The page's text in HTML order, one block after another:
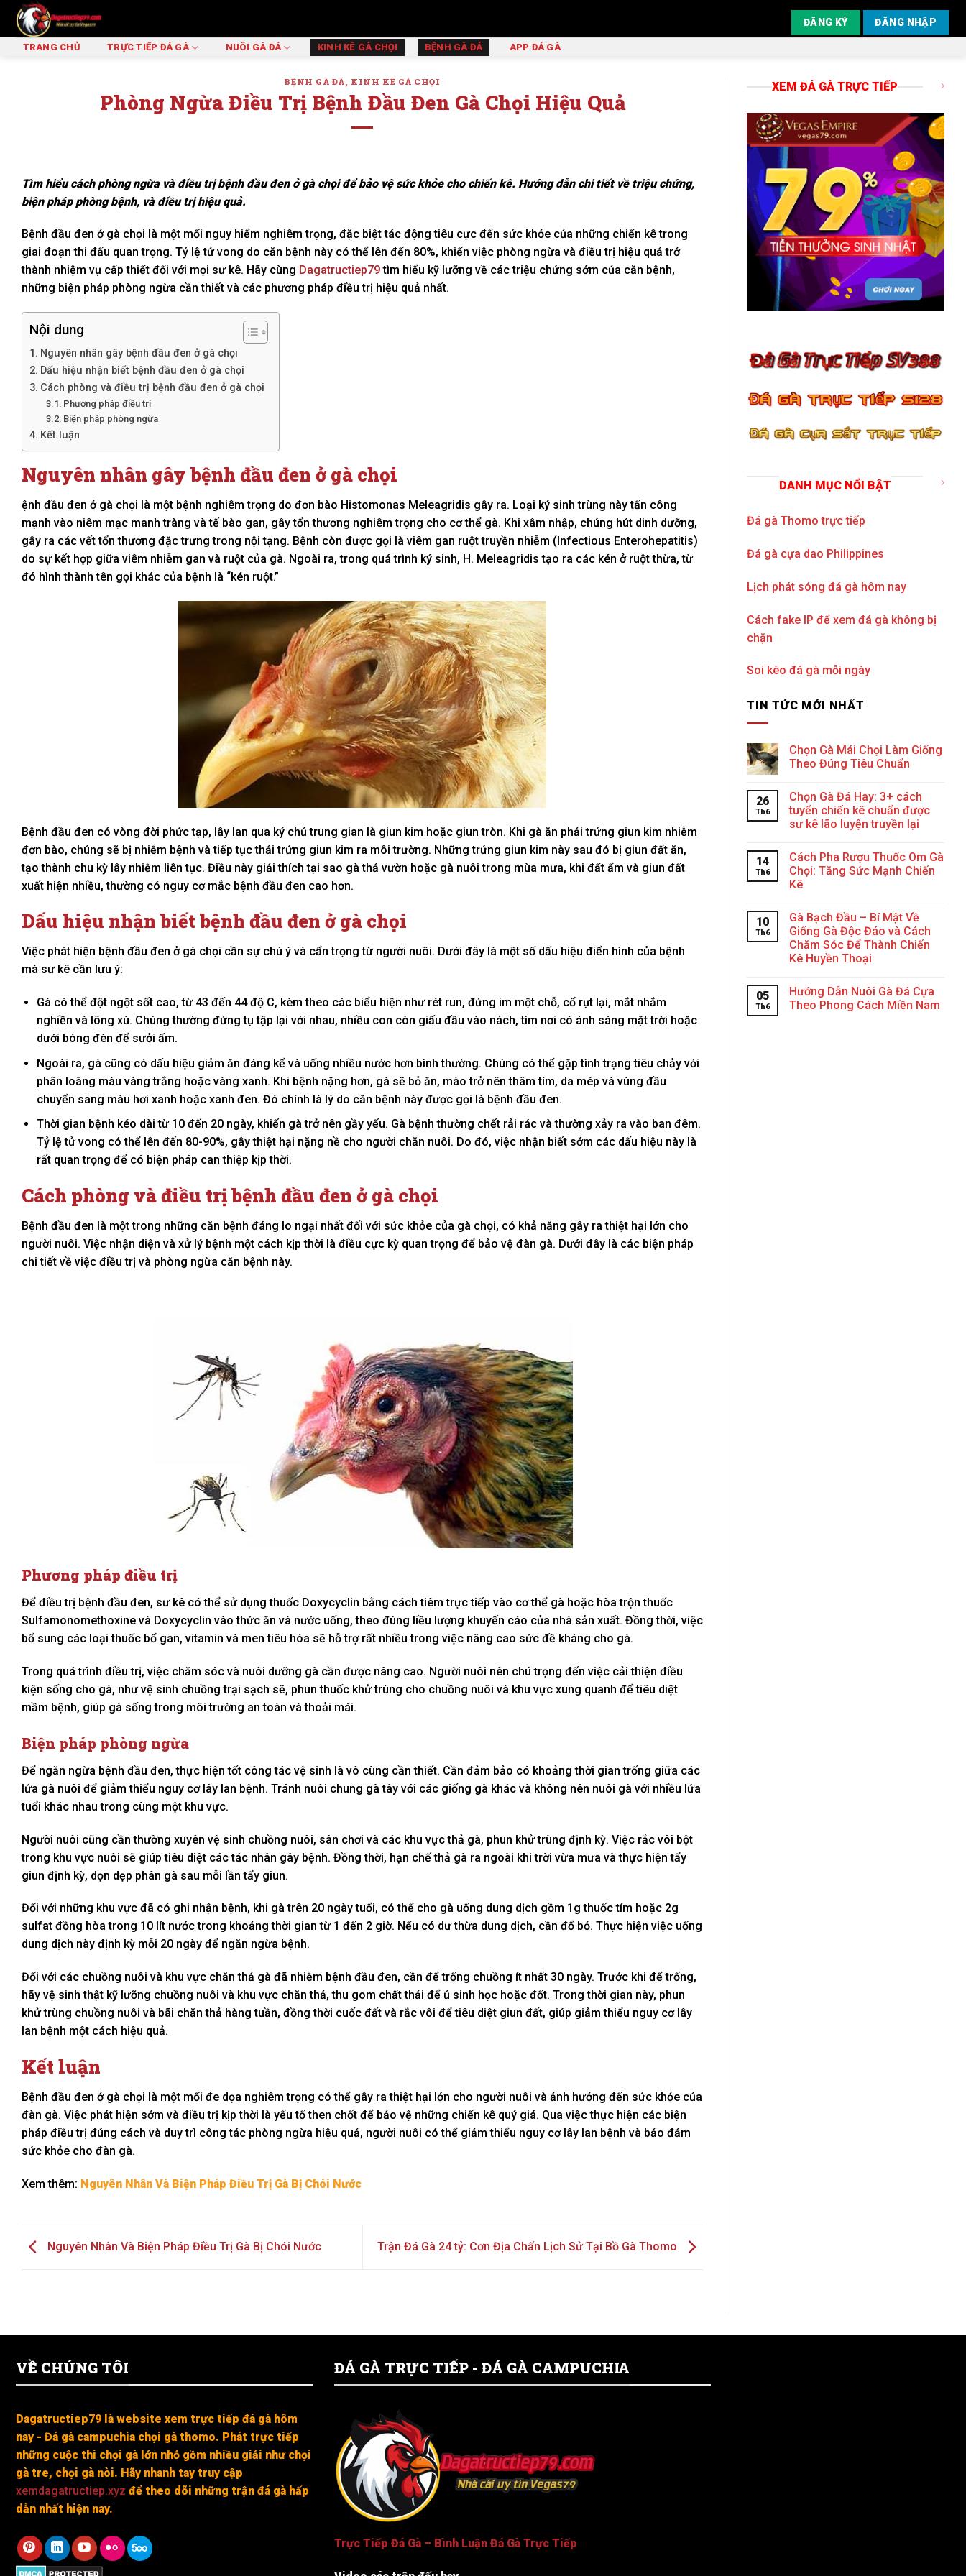
Skip
content
ĐĂNG KÝ ĐĂNG NHẬP
TRANG CHỦ TRỰC TIẾP ĐÁ GÀ NUÔI GÀ ĐÁ KINH KÊ GÀ CHỌI BỆNH GÀ ĐÁ APP ĐÁ GÀ
BỆNH GÀ ĐÁ, KINH KÊ GÀ CHỌI
Phòng Ngừa Điều Trị Bệnh Đầu Đen Gà Chọi Hiệu Quả
Tìm hiểu cách phòng ngừa và điều trị bệnh đầu đen ở gà chọi để bảo vệ sức khỏe cho chiến kê. Hướng dẫn chi tiết về triệu chứng,
biện pháp phòng bệnh, và điều trị hiệu quả.
Bệnh đầu đen ở gà chọi là một mối nguy hiểm nghiêm trọng, đặc biệt tác động tiêu cực đến sức khỏe của những chiến kê trong
giai đoạn thi đấu quan trọng. Tỷ lệ tử vong do căn bệnh này có thể lên đến 80%, khiến việc phòng ngừa và điều trị hiệu quả trở
thành nhiệm vụ cấp thiết đối với mọi sư kê. Hãy cùng Dagatructiep79tìm hiểu kỹ lưỡng về các triệu chứng sớm của căn bệnh,
những biện pháp phòng ngừa cần thiết và các phương pháp điều trị hiệu quả nhất.
Nội dung
Nguyên nhân gây bệnh đầu đen ở gà chọi
Dấu hiệu nhận biết bệnh đầu đen ở gà chọi
Cách phòng và điều trị bệnh đầu đen ở gà chọi
Phương pháp điều trị
Biện pháp phòng ngừa
Kết luận
Nguyên nhân gây bệnh đầu đen ở gà chọi
ệnh đầu đen ở gà chọi là một bệnh nghiêm trọng do đơn bào Histomonas Meleagridis gây ra. Loại ký sinh trùng này tấn công
mạnh vào niêm mạc manh tràng và tế bào gan, gây tổn thương nghiêm trọng cho cơ thể gà. Khi xâm nhập, chúng hút dinh dưỡng,
gây ra các vết tổn thương đặc trưng trong nội tạng. Bệnh còn được gọi là viêm gan ruột truyền nhiễm (Infectious Enterohepatitis)
do sự kết hợp giữa viêm nhiễm gan và ruột của gà. Ngoài ra, trong quá trình ký sinh, H. Meleagridis tạo ra các kén ở ruột thừa, từ
đó hình thành tên gọi khác của bệnh là “kén ruột.”
Bệnh đầu đen có vòng đời phức tạp, lây lan qua ký chủ trung gian là giun kim hoặc giun tròn. Khi gà ăn phải trứng giun kim nhiễm
đơn bào, chúng sẽ bị nhiễm bệnh và tiếp tục thải trứng giun kim ra môi trường. Những trứng giun kim này sau đó bị giun đất ăn,
tạo thành chu kỳ lây nhiễm liên tục. Điều này giải thích tại sao gà thả vườn hoặc gà nuôi trong mùa mưa, khi đất ẩm và giun đất
xuất hiện nhiều, thường có nguy cơ mắc bệnh đầu đen cao hơn.
Dấu hiệu nhận biết bệnh đầu đen ở gà chọi
Việc phát hiện bệnh đầu đen ở gà chọi cần sự chú ý và cẩn trọng từ người nuôi. Dưới đây là một số dấu hiệu điển hình của bệnh
mà sư kê cần lưu ý:
Gà có thể đột ngột sốt cao, từ 43 đến 44 độ C, kèm theo các biểu hiện như rét run, đứng im một chỗ, cổ rụt lại, mắt nhắm
nghiền và lông xù. Chúng thường đứng tụ tập lại với nhau, nhiều con còn giấu đầu vào nách, tìm nơi có ánh sáng mặt trời hoặc
dưới bóng đèn để sưởi ấm.
Ngoài ra, gà cũng có dấu hiệu giảm ăn đáng kể và uống nhiều nước hơn bình thường. Chúng có thể gặp tình trạng tiêu chảy với
phân loãng màu vàng trắng hoặc vàng xanh. Khi bệnh nặng hơn, gà sẽ bỏ ăn, mào trở nên thâm tím, da mép và vùng đầu
chuyển sang màu hơi xanh hoặc xanh đen. Đó chính là lý do căn bệnh này được gọi là bệnh đầu đen.
Thời gian bệnh kéo dài từ 10 đến 20 ngày, khiến gà trở nên gầy yếu. Gà bệnh thường chết rải rác và thường xảy ra vào ban đêm.
Tỷ lệ tử vong có thể lên đến 80-90%, gây thiệt hại nặng nề cho người chăn nuôi. Do đó, việc nhận biết sớm các dấu hiệu này là
rất quan trọng để có biện pháp can thiệp kịp thời.
Cách phòng và điều trị bệnh đầu đen ở gà chọi
Bệnh đầu đen là một trong những căn bệnh đáng lo ngại nhất đối với sức khỏe của gà chọi, có khả năng gây ra thiệt hại lớn cho
người nuôi. Việc nhận diện và xử lý bệnh một cách kịp thời là điều cực kỳ quan trọng để bảo vệ đàn gà. Dưới đây là các biện pháp
chi tiết về việc điều trị và phòng ngừa căn bệnh này.
Phương pháp điều trị
Để điều trị bệnh đầu đen, sư kê có thể sử dụng thuốc Doxycyclin bằng cách tiêm trực tiếp vào cơ thể gà hoặc hòa trộn thuốc
Sulfamonomethoxine và Doxycyclin vào thức ăn và nước uống, theo đúng liều lượng khuyến cáo của nhà sản xuất. Đồng thời, việc
bổ sung các loại thuốc bổ gan, vitamin và men tiêu hóa sẽ hỗ trợ rất nhiều trong việc nâng cao sức đề kháng cho gà.
Trong quá trình điều trị, việc chăm sóc và nuôi dưỡng gà cần được nâng cao. Người nuôi nên chú trọng đến việc cải thiện điều
kiện sống cho gà, như vệ sinh chuồng trại sạch sẽ, phun thuốc khử trùng cho chuồng nuôi và khu vực xung quanh để tiêu diệt
mầm bệnh, giúp gà sống trong môi trường an toàn và thoải mái.
Biện pháp phòng ngừa
Để ngăn ngừa bệnh đầu đen, thực hiện tốt công tác vệ sinh là vô cùng cần thiết. Cần đảm bảo có khoảng thời gian trống giữa các
lứa gà nuôi để giảm thiểu nguy cơ lây lan bệnh. Tránh nuôi chung gà tây với các giống gà khác và không nên nuôi gà với nhiều lứa
tuổi khác nhau trong cùng một khu vực.
Người nuôi cũng cần thường xuyên vệ sinh chuồng nuôi, sân chơi và các khu vực thả gà, phun khử trùng định kỳ. Việc rắc vôi bột
trong khu vực nuôi sẽ giúp tiêu diệt các tác nhân gây bệnh. Đồng thời, hạn chế thả gà ra ngoài khi trời vừa mưa và thực hiện tẩy
giun định kỳ, dọn dẹp phân gà sau mỗi lần tẩy giun.
Đối với những khu vực đã có ghi nhận bệnh, khi gà trên 20 ngày tuổi, có thể cho gà uống dung dịch gồm 1g thuốc tím hoặc 2g
sulfat đồng hòa trong 10 lít nước trong khoảng thời gian từ 1 đến 2 giờ. Nếu có dư thừa dung dịch, cần đổ bỏ. Thực hiện việc uống
dung dịch này định kỳ mỗi 20 ngày để ngăn ngừa bệnh.
Đối với các chuồng nuôi và khu vực chăn thả gà đã nhiễm bệnh đầu đen, cần để trống chuồng ít nhất 30 ngày. Trước khi để trống,
hãy vệ sinh thật kỹ lưỡng chuồng nuôi và khu vực chăn thả, thu gom chất thải để ủ sinh học hoặc đốt. Trong thời gian này, phun
khử trùng chuồng nuôi và bãi chăn thả hàng tuần, đồng thời cuốc đất và rắc vôi để tiêu diệt giun đất, giúp giảm thiểu nguy cơ lây
lan bệnh một cách hiệu quả.
Kết luận
Bệnh đầu đen ở gà chọi là một mối đe dọa nghiêm trọng có thể gây ra thiệt hại lớn cho người nuôi và ảnh hưởng đến sức khỏe của
đàn gà. Việc phát hiện sớm và điều trị kịp thời là yếu tố then chốt để bảo vệ những chiến kê quý giá. Qua việc thực hiện các biện
pháp điều trị đúng cách và duy trì công tác phòng ngừa hiệu quả, người nuôi có thể giảm thiểu nguy cơ lây lan bệnh và bảo đảm
sức khỏe cho đàn gà.
Xem thêm: Nguyên Nhân Và Biện Pháp Điều Trị Gà Bị Chói Nước
Nguyên Nhân Và Biện Pháp Điều Trị Gà Bị Chói Nước Trận Đá Gà 24 tỷ: Cơn Địa Chấn Lịch Sử Tại Bồ Gà Thomo
XEM ĐÁ GÀ TRỰC TIẾP
DANH MỤC NỔI BẬT
Đá gà Thomo trực tiếp
Đá gà cựa dao Philippines
Lịch phát sóng đá gà hôm nay
Cách fake IP để xem đá gà không bị
chặn
Soi kèo đá gà mỗi ngày
TIN TỨC MỚI NHẤT
Chọn Gà Mái Chọi Làm Giống
Theo Đúng Tiêu Chuẩn
26
Th6
Chọn Gà Đá Hay: 3+ cách
tuyển chiến kê chuẩn được
sư kê lão luyện truyền lại
14
Th6
Cách Pha Rượu Thuốc Om Gà
Chọi: Tăng Sức Mạnh Chiến
Kê
10
Th6
Gà Bạch Đầu – Bí Mật Về
Giống Gà Độc Đáo và Cách
Chăm Sóc Để Thành Chiến
Kê Huyền Thoại
05
Th6
Hướng Dẫn Nuôi Gà Đá Cựa
Theo Phong Cách Miền Nam
VỀ CHÚNG TÔI
Dagatructiep79 là website xem trực tiếp đá gà hôm
nay - Đá gà campuchia chọi gà thomo. Phát trực tiếp
những cuộc thi chọi gà lớn nhỏ gồm nhiều giải như chọi
gà tre, chọi gà nòi. Hãy nhanh tay truy cập
xemdagatructiep.xyz để theo dõi những trận đá gà hấp
dẫn nhất hiện nay.
ĐÁ GÀ TRỰC TIẾP - ĐÁ GÀ CAMPUCHIA
Trực Tiếp Đá Gà – Bình Luận Đá Gà Trực Tiếp